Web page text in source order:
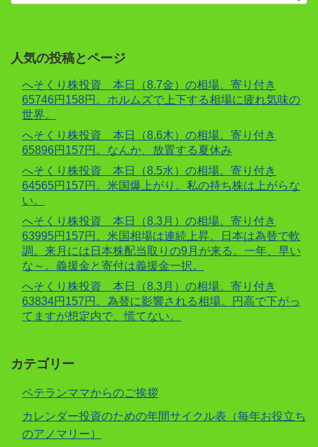
人気の投稿とページ
へそくり株投資 本日（8.7金）の相場。寄り付き
65746円158円。ホルムズで上下する相場に疲れ気味の
世界。
へそくり株投資 本日（8.6木）の相場。寄り付き
65896円157円。なんか、放置する夏休み
へそくり株投資 本日（8.5水）の相場。寄り付き
64565円157円。米国爆上がり。私の持ち株は上がらな
い。
へそくり株投資 本日（8.3月）の相場。寄り付き
63995円157円。米国相場は連続上昇。日本は為替で軟
調。来月には日本株配当取りの9月が来る。一年、早い
な～。義援金と寄付は義援金一択。
へそくり株投資 本日（8.3月）の相場。寄り付き
63834円157円。為替に影響される相場。円高で下がっ
てますが想定内で、慌てない。
カテゴリー
ベテランママからのご挨拶
カレンダー投資のための年間サイクル表（毎年お役立ち
のアノマリー）